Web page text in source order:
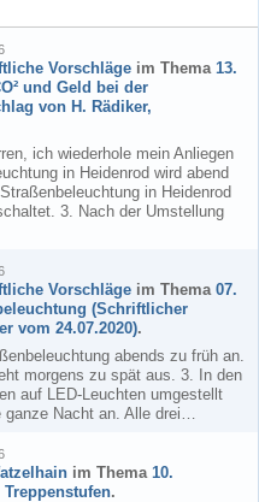
Vorschläge im Thema 13.
und Geld bei der
von H. Rädiker,
ich wiederhole mein Anliegen
in Heidenrod wird abend
in Heidenrod
3. Nach der Umstellung
Vorschläge im Thema 07.
(Schriftlicher
vom 24.07.2020).
abends zu früh an.
morgens zu spät aus. 3. In den
auf LED-Leuchten umgestellt
ganze Nacht an. Alle drei…
im Thema 10.
.